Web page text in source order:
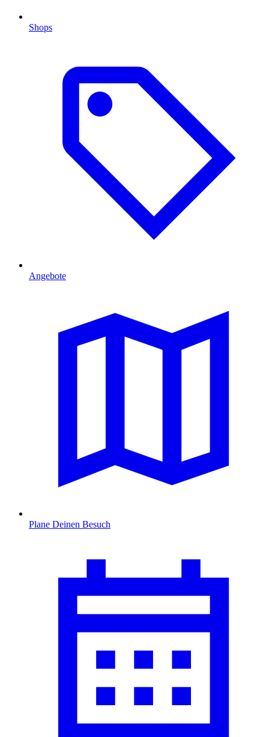
Shops
Angebote
Plane Deinen Besuch